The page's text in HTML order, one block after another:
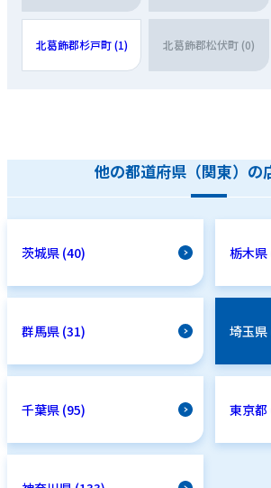
北葛飾郡杉戸町 (1) 北葛飾郡松伏町 (0)
他の都道府県（関東）の
茨城県 (40) 栃木県
群馬県 (31) 埼玉県
千葉県 (95) 東京都